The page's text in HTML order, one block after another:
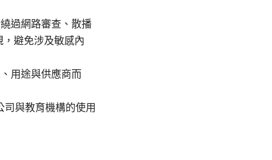
過網路審查、散播
避免涉及敏感內
用途與供應商而
與教育機構的使用